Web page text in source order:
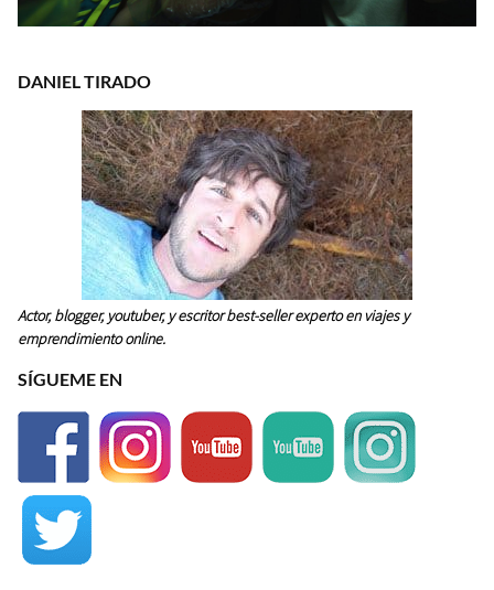
DANIEL TIRADO
Actor, blogger, youtuber, y escritor best-seller experto en viajes y
emprendimiento online.
SÍGUEME EN